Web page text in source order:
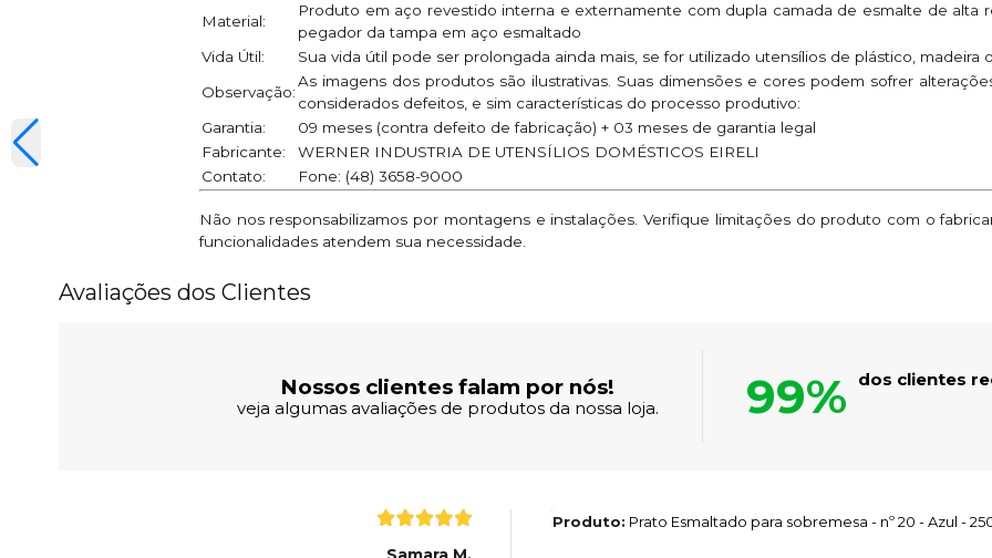
Material:
Produto em aço revestido interna e externamente com dupla camada de esmalte de alta
pegador da tampa em aço esmaltado
Vida Útil:
Sua vida útil pode ser prolongada ainda mais, se for utilizado utensílios de plástico, madeira
Observação:
As imagens dos produtos são ilustrativas. Suas dimensões e cores podem sofrer
considerados defeitos, e sim características do processo produtivo:
Garantia:
09 meses (contra defeito de fabricação) + 03 meses de garantia legal
Fabricante:
WERNER INDUSTRIA DE UTENSÍLIOS DOMÉSTICOS EIRELI
Contato:
Fone: (48) 3658-9000
Não nos responsabilizamos por montagens e instalações. Verifique limitações do produto com o
funcionalidades atendem sua necessidade.
Avaliações dos Clientes
Nossos clientes falam por nós!
veja algumas avaliações de produtos da nossa loja. 99% dos clientes
Produto: Prato Esmaltado para sobremesa - nº 20 - Azul -